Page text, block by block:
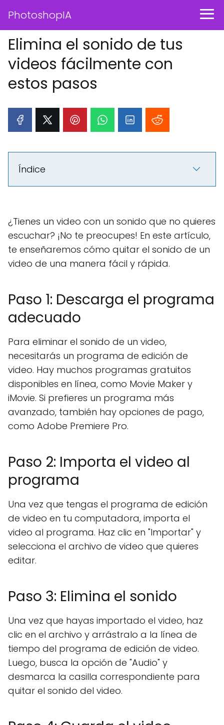
PhotoshopIA
Elimina el sonido de tus
videos fácilmente con
estos pasos
Índice
¿Tienes un video con un sonido que no quieres
escuchar? ¡No te preocupes! En este artículo,
te enseñaremos cómo quitar el sonido de un
video de una manera fácil y rápida.
Paso 1: Descarga el programa
adecuado
Para eliminar el sonido de un video,
necesitarás un programa de edición de
video. Hay muchos programas gratuitos
disponibles en línea, como Movie Maker y
iMovie. Si prefieres un programa más
avanzado, también hay opciones de pago,
como Adobe Premiere Pro.
Paso 2: Importa el video al
programa
Una vez que tengas el programa de edición
de video en tu computadora, importa el
video al programa. Haz clic en "Importar" y
selecciona el archivo de video que quieres
editar.
Paso 3: Elimina el sonido
Una vez que hayas importado el video, haz
clic en el archivo y arrástralo a la línea de
tiempo del programa de edición de video.
Luego, busca la opción de "Audio" y
desmarca la casilla correspondiente para
quitar el sonido del video.